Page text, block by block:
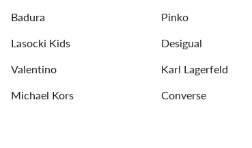
Badura Pinko
Lasocki Kids Desigual
Valentino Karl Lagerfeld
Michael Kors Converse